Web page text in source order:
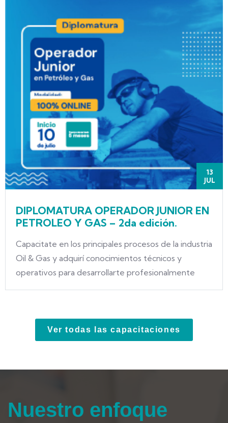
13
JUL
DIPLOMATURA OPERADOR JUNIOR EN
PETROLEO Y GAS – 2da edición.
Capacitate en los principales procesos de la industria
Oil & Gas y adquirí conocimientos técnicos y
operativos para desarrollarte profesionalmente
Ver todas las capacitaciones
Nuestro enfoque